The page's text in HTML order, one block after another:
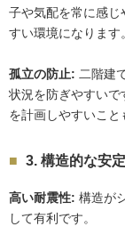
子や気配を常に感
すい環境になります。
孤立の防止: 二階建
状況を防ぎやすいで
を計画しやすいこと
3. 構造的な安
高い耐震性: 構造が
して有利です。